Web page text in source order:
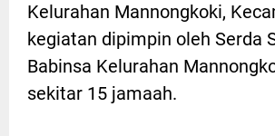
Kelurahan Mannongkoki,
kegiatan dipimpin oleh Serda
Babinsa Kelurahan
sekitar 15 jamaah.